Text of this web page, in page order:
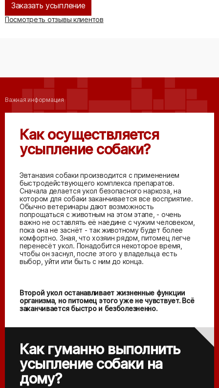
Заказать усыпление
Посмотреть отзывы клиентов
Важная информация
Как осуществляется
усыпление собаки?
Эвтаназия собаки производится с применением
быстродействующего комплекса препаратов.
Сначала делается укол безопасного наркоза, на
котором для собаки заканчивается все восприятие.
Обычно ветеринары дают возможность
попрощаться с животным на этом этапе, - очень
важно не оставлять её наедине с чужим человеком,
пока она не заснёт - так животному будет более
комфортно. Зная, что хозяин рядом, питомец легче
перенесёт укол. Понадобится некоторое время,
чтобы он заснул, после этого у владельца есть
выбор, уйти или быть с ним до конца.
Второй укол останавливает жизненные функции
организма, но питомец этого уже не чувствует. Всё
заканчивается быстро и безболезненно.
Как гуманно выполнить
усыпление собаки на
дому?